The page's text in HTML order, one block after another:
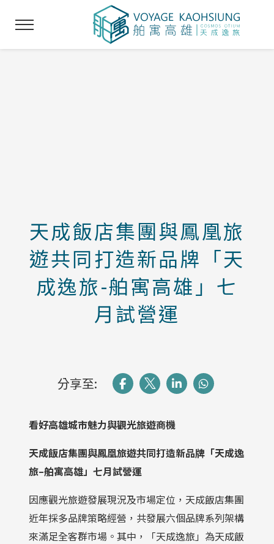
天成飯店集團與鳳凰旅
遊共同打造新品牌「天
成逸旅-舶寓高雄」七
月試營運
分享至:
看好高雄城市魅力與觀光旅遊商機
天成飯店集團與鳳凰旅遊共同打造新品牌「天成逸
旅–舶寓高雄」七月試營運
因應觀光旅遊發展現況及市場定位，天成飯店集團
近年採多品牌策略經營，共發展六個品牌系列架構
來滿足全客群市場。其中，「天成逸旅」為天成飯